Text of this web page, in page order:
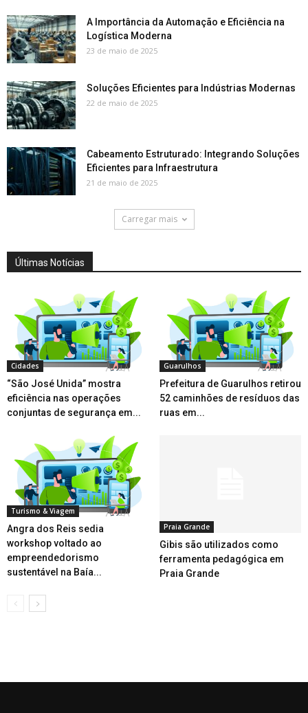
A Importância da Automação e Eficiência na
Logística Moderna
23 de maio de 2025
Soluções Eficientes para Indústrias Modernas
22 de maio de 2025
Cabeamento Estruturado: Integrando Soluções
Eficientes para Infraestrutura
21 de maio de 2025
Carregar mais
Últimas Notícias
Cidades
“São José Unida” mostra
eficiência nas operações
conjuntas de segurança em...
Guarulhos
Prefeitura de Guarulhos retirou
52 caminhões de resíduos das
ruas em...
Turismo & Viagem
Angra dos Reis sedia
workshop voltado ao
empreendedorismo
sustentável na Baía...
Praia Grande
Gibis são utilizados como
ferramenta pedagógica em
Praia Grande